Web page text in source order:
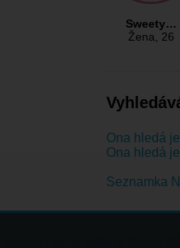
Sweety…
Žena, 26
Ona hledá
Ona hledá
Seznamka